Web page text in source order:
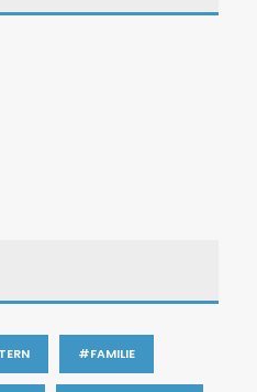
#FAMILIE